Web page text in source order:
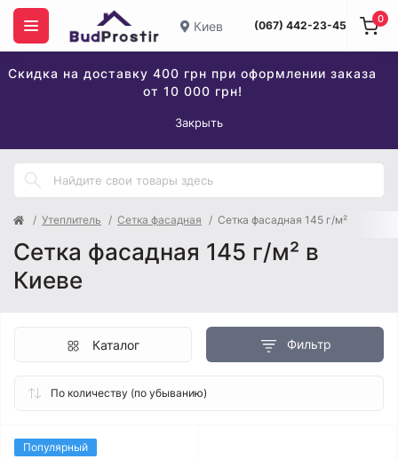
Киев (067) 442-23-45
Скидка на доставку 400 грн при оформлении заказа
от 10 000 грн!
Закрыть
0
Утеплитель Сетка фасадная Сетка фасадная 145 г/м²
Сетка фасадная 145 г/м² в
Киеве
Фильтр
Каталог
Популярный